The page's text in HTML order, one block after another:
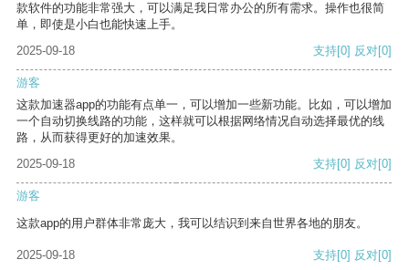
款软件的功能非常强大，可以满足我日常办公的所有需求。操作也很简
单，即使是小白也能快速上手。
2025-09-18
支持[0] 反对[0]
游客
这款加速器app的功能有点单一，可以增加一些新功能。比如，可以增加
一个自动切换线路的功能，这样就可以根据网络情况自动选择最优的线
路，从而获得更好的加速效果。
2025-09-18
支持[0] 反对[0]
游客
这款app的用户群体非常庞大，我可以结识到来自世界各地的朋友。
2025-09-18 支持[0] 反对[0]